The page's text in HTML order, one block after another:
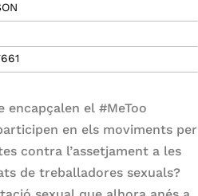
encapçalen el #MeToo
en els moviments per
contra l’assetjament a les
de treballadores sexuals?